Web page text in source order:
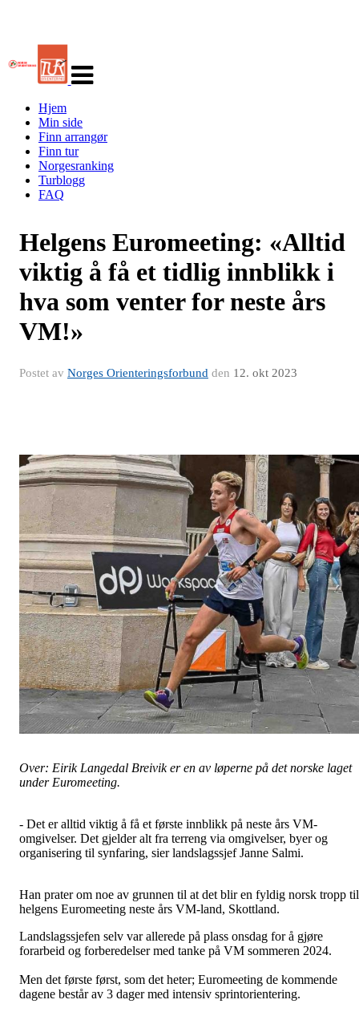
navigasjon
Hjem
Min side
Finn arrangør
Finn tur
Norgesranking
Turblogg
FAQ
Helgens Euromeeting: «Alltid
viktig å få et tidlig innblikk i
hva som venter for neste års
VM!»
Postet av Norges Orienteringsforbund den 12. okt 2023
Over: Eirik Langedal Breivik er en av løperne på det norske laget
under Euromeeting.
- Det er alltid viktig å få et første innblikk på neste års VM-
omgivelser. Det gjelder alt fra terreng via omgivelser, byer og
organisering til synfaring, sier landslagssjef Janne Salmi.
Han prater om noe av grunnen til at det blir en fyldig norsk tropp til
helgens Euromeeting neste års VM-land, Skottland.
Landslagssjefen selv var allerede på plass onsdag for å gjøre
forarbeid og forberedelser med tanke på VM sommeren 2024.
Men det første først, som det heter; Euromeeting de kommende
dagene består av 3 dager med intensiv sprintorientering.